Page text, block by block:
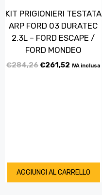
KIT PRIGIONIERI TESTATA
ARP FORD 03 DURATEC
2.3L – FORD ESCAPE /
FORD MONDEO
€284,26€261,52 IVA inclusa
AGGIUNGI AL CARRELLO